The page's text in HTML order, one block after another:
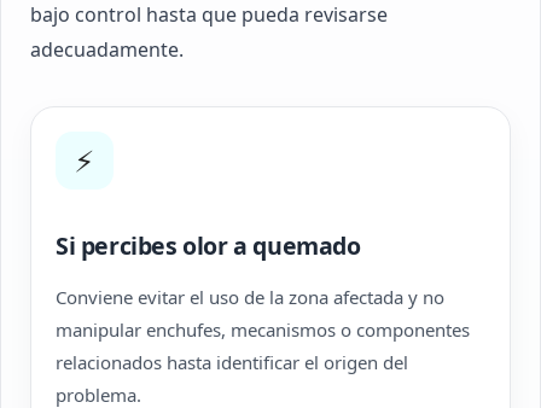
bajo control hasta que pueda revisarse
adecuadamente.
⚡
Si percibes olor a quemado
Conviene evitar el uso de la zona afectada y no
manipular enchufes, mecanismos o componentes
relacionados hasta identificar el origen del
problema.